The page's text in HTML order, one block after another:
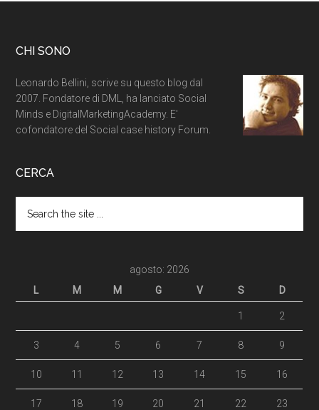
CHI SONO
Leonardo Bellini, scrive su questo blog dal
2007. Fondatore di DML, ha lanciato Social
Minds e DigitalMarketingAcademy. E'
cofondatore del Social case history Forum.
CERCA
agosto: 2026
L
M M G V S D
1 2
3 4 5 6 7 8 9
10 11 12 13 14 15 16
17 18 19 20 21 22 23